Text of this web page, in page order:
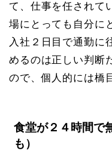
て、仕事を任されて
場にとっても自分に
入社２日目で通勤に
めるのは正しい判断
ので、個人的には橋
食堂が２４時間で
も）